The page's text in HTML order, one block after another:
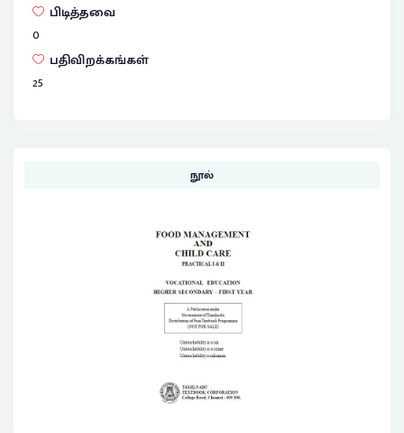
பிடித்தவை
0
பதிவிறக்கங்கள்
25
நூல்